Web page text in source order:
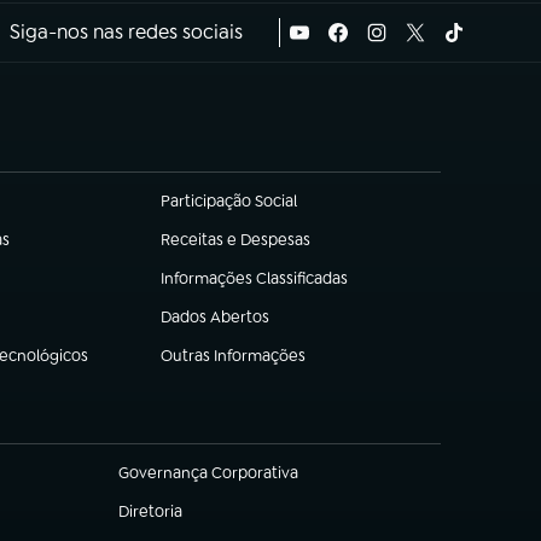
Siga-nos nas redes sociais
Participação Social
(abre em nova aba)
Receitas e Despesas
(abre em nova aba)
Informações Classificadas
(abre em nova aba)
Dados Abertos
(abre em nova aba)
Outras Informações
(abre em nova aba)
Governança Corporativa
(abre em nova aba)
Diretoria
(abre em nova aba)